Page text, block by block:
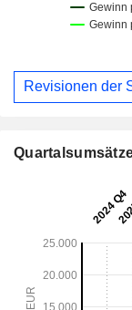
Revisionen der